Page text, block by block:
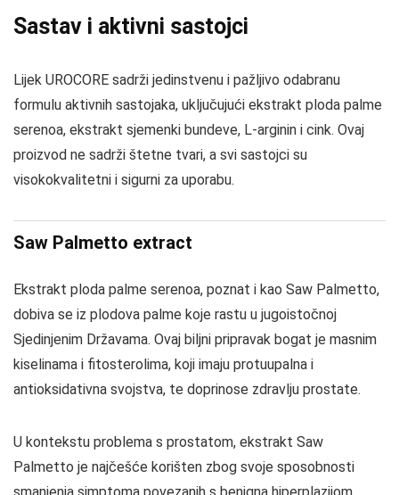
Sastav i aktivni sastojci
Lijek UROCORE sadrži jedinstvenu i pažljivo odabranu
formulu aktivnih sastojaka, uključujući ekstrakt ploda palme
serenoa, ekstrakt sjemenki bundeve, L-arginin i cink. Ovaj
proizvod ne sadrži štetne tvari, a svi sastojci su
visokokvalitetni i sigurni za uporabu.
Saw Palmetto extract
Ekstrakt ploda palme serenoa, poznat i kao Saw Palmetto,
dobiva se iz plodova palme koje rastu u jugoistočnoj
Sjedinjenim Državama. Ovaj biljni pripravak bogat je masnim
kiselinama i fitosterolima, koji imaju protuupalna i
antioksidativna svojstva, te doprinose zdravlju prostate.
U kontekstu problema s prostatom, ekstrakt Saw
Palmetto je najčešće korišten zbog svoje sposobnosti